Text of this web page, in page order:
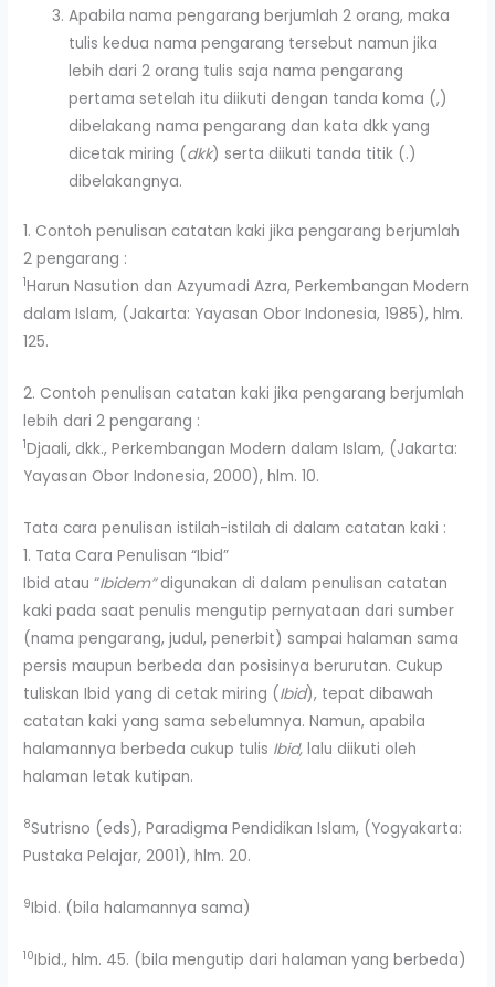
Apabila nama pengarang berjumlah 2 orang, maka
tulis kedua nama pengarang tersebut namun jika
lebih dari 2 orang tulis saja nama pengarang
pertama setelah itu diikuti dengan tanda koma (,)
dibelakang nama pengarang dan kata dkk yang
dicetak miring (dkk) serta diikuti tanda titik (.)
dibelakangnya.
1. Contoh penulisan catatan kaki jika pengarang berjumlah
2 pengarang :
1Harun Nasution dan Azyumadi Azra, Perkembangan Modern
dalam Islam, (Jakarta: Yayasan Obor Indonesia, 1985), hlm.
125.
2. Contoh penulisan catatan kaki jika pengarang berjumlah
lebih dari 2 pengarang :
1Djaali, dkk., Perkembangan Modern dalam Islam, (Jakarta:
Yayasan Obor Indonesia, 2000), hlm. 10.
Tata cara penulisan istilah-istilah di dalam catatan kaki :
1. Tata Cara Penulisan “Ibid”
Ibid atau “Ibidem”digunakan di dalam penulisan catatan
kaki pada saat penulis mengutip pernyataan dari sumber
(nama pengarang, judul, penerbit) sampai halaman sama
persis maupun berbeda dan posisinya berurutan. Cukup
tuliskan Ibid yang di cetak miring (Ibid), tepat dibawah
catatan kaki yang sama sebelumnya. Namun, apabila
halamannya berbeda cukup tulis Ibid, lalu diikuti oleh
halaman letak kutipan.
8Sutrisno (eds), Paradigma Pendidikan Islam, (Yogyakarta:
Pustaka Pelajar, 2001), hlm. 20.
9Ibid. (bila halamannya sama)
10Ibid., hlm. 45. (bila mengutip dari halaman yang berbeda)